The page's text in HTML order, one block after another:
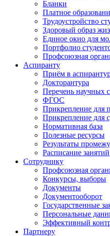
Бланки
Платное
Трудоустройство
Здоровый образ
Единое окно для
Портфолио
Профсоюзная
Аспиранту
Приём в
Докторантура
Перечень научных
ФГОС
Прикрепление для
Прикрепление для
Нормативная база
Полезные ресурсы
Результаты
Расписание занятий
Сотруднику
Профсоюзная
Конкурсы, выборы
Документы
Документооборот
Государственные
Персональные
Эффективный
Партнеру